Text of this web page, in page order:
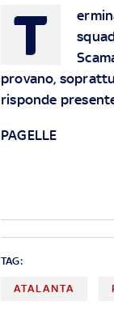
T
provano,
risponde
PAGELLE
TAG:
ATALANTA